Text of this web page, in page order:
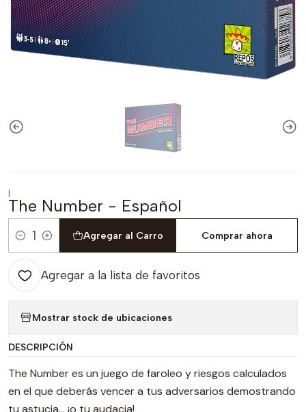
|
The Number - Español
Cantidad
Agregar al Carro Comprar ahora
Agregar a la lista de favoritos
Mostrar stock de ubicaciones
DESCRIPCIÓN
The Number es un juego de faroleo y riesgos calculados
en el que deberás vencer a tus adversarios demostrando
tu astucia… ¡o tu audacia!